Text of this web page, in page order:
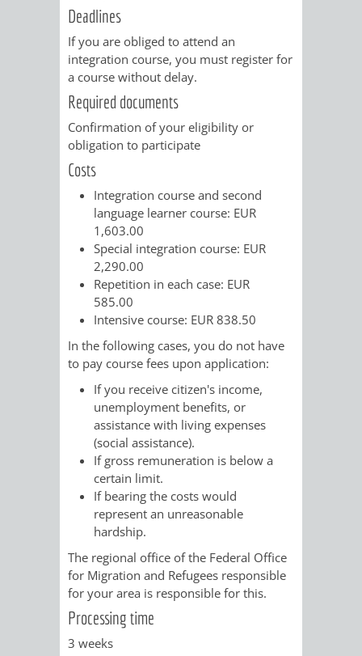
SULZBACH
AMTLICHE
BEKANNTMACHUNGEN
WAHLEN
/
ABSTIMMUNGEN
STÄDTISCHE
FINANZEN
HAUSHALT
KOMMUNALE
/ JAV
Deadlines
If you are obliged to attend an
integration course, you must register for
a course without delay.
Required documents
Confirmation of your eligibility or
obligation to participate
Costs
Integration course and second
language learner course: EUR
1,603.00
Special integration course: EUR
2,290.00
Repetition in each case: EUR
585.00
Intensive course: EUR 838.50
In the following cases, you do not have
to pay course fees upon application:
If you receive citizen's income,
unemployment benefits, or
assistance with living expenses
(social assistance).
If gross remuneration is below a
certain limit.
If bearing the costs would
represent an unreasonable
hardship.
The regional office of the Federal Office
for Migration and Refugees responsible
for your area is responsible for this.
Processing time
3 weeks